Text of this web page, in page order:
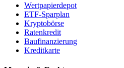
Wertpapierdepot
ETF-Sparplan
Kryptobörse
Ratenkredit
Baufinanzierung
Kreditkarte